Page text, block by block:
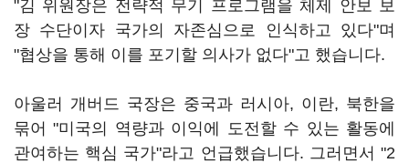
"김 위원장은 전략적 무기 프로그램을 체제 안보 보
장 수단이자 국가의 자존심으로 인식하고 있다"며
"협상을 통해 이를 포기할 의사가 없다"고 했습니다.
아울러 개버드 국장은 중국과 러시아, 이란, 북한을
묶어 "미국의 역량과 이익에 도전할 수 있는 활동에
관여하는 핵심 국가"라고 언급했습니다. 그러면서 "2